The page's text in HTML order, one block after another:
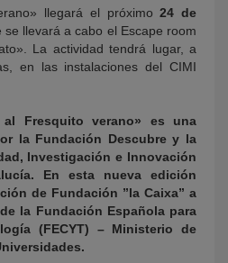
llegará el próximo24 de
se llevará a cabo el Escape room
La actividad tendrá lugar, a
en las instalaciones del CIMI
al Fresquito verano» es una
la Fundación Descubre y la
Investigación e Innovación
En esta nueva edición
de Fundación ”la Caixa” a
la Fundación Española para
(FECYT) – Ministerio de